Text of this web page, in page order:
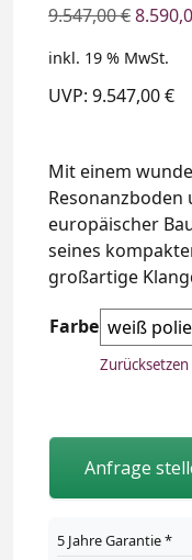
9.547,00€
inkl. 19 % MwSt.
UVP: 9.547,00 €
Mit einem
Resonanzboden
europäischer
seines
großartige
Farbe
Zurücksetzen
Anfrage
5 Jahre Garantie *